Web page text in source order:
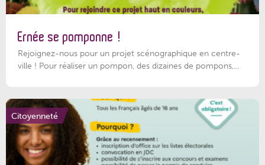
Ernée se pomponne !
Rejoignez-nous pour un projet scénographique en centre-
ville ! Pour réaliser un pompon, des dizaines de pompons,...
Citoyenneté